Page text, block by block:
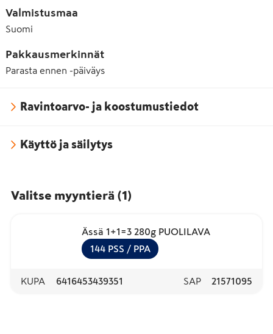
E330 Sitruunahappo
E331 Natriumsitraatti
E903 Karnaubavaha
Valmistusmaa
Suomi
Pakkausmerkinnät
Parasta ennen -päiväys
Ravintoarvo- ja koostumustiedot
Käyttö ja säilytys
Valitse myyntierä (1)
Ässä 1+1=3 280g PUOLILAVA
144 PSS / PPA
KUPA 6416453439351 SAP 21571095